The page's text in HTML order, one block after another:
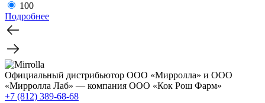
100
Подробнее
Официальный дистрибьютор ООО «Мирролла» и ООО
«Мирролла Лаб» — компания ООО «Кок Рош Фарм»
+7 (812) 389-68-68